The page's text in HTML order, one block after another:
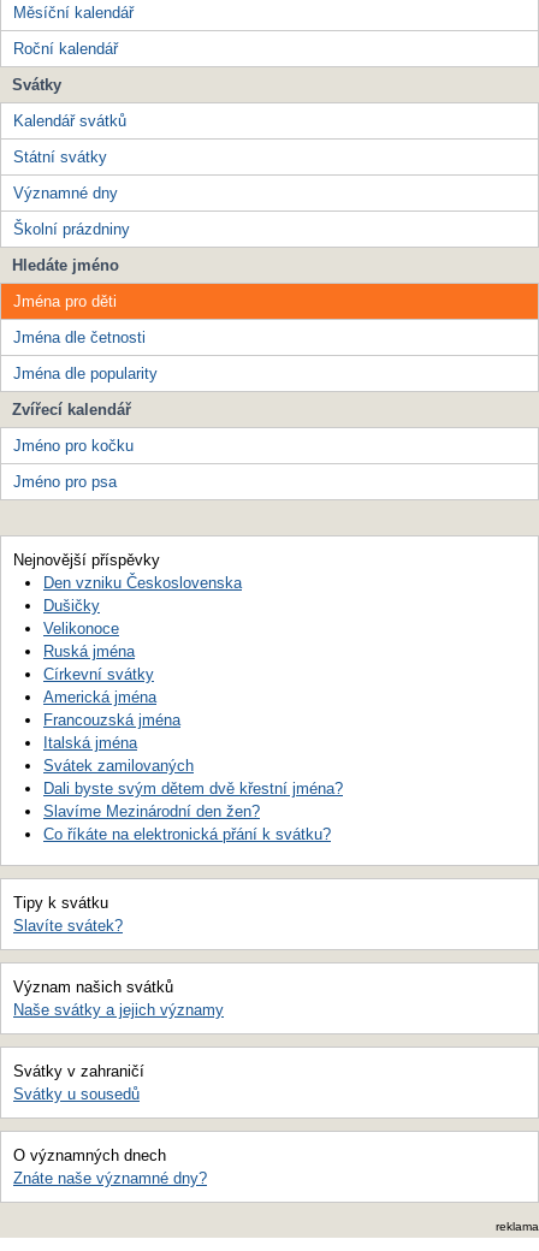
Měsíční kalendář
Roční kalendář
Svátky
Kalendář svátků
Státní svátky
Významné dny
Školní prázdniny
Hledáte jméno
Jména pro děti
Jména dle četnosti
Jména dle popularity
Zvířecí kalendář
Jméno pro kočku
Jméno pro psa
Nejnovější příspěvky
Den vzniku Československa
Dušičky
Velikonoce
Ruská jména
Církevní svátky
Americká jména
Francouzská jména
Italská jména
Svátek zamilovaných
Dali byste svým dětem dvě křestní jména?
Slavíme Mezinárodní den žen?
Co říkáte na elektronická přání k svátku?
Tipy k svátku
Slavíte svátek?
Význam našich svátků
Naše svátky a jejich významy
Svátky v zahraničí
Svátky u sousedů
O významných dnech
Znáte naše významné dny?
reklama